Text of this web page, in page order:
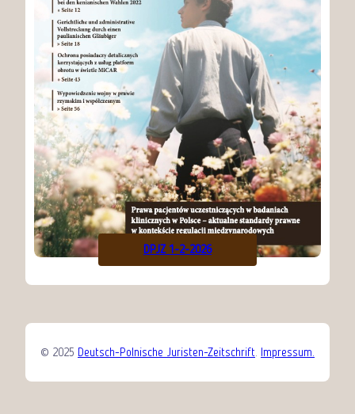
DPJZ 1-2-2026
© 2025 Deutsch-Polnische Juristen-Zeitschrift. Impressum.